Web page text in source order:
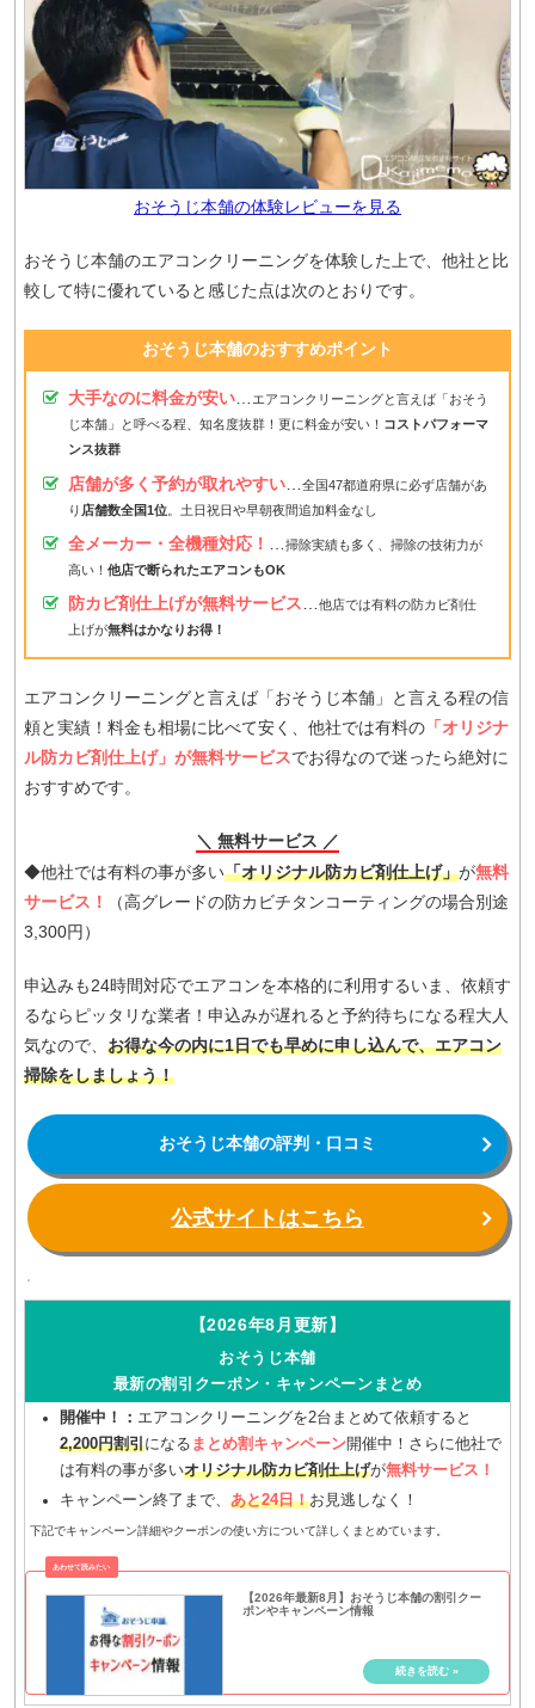
おそうじ本舗の体験レビューを見る
おそうじ本舗のエアコンクリーニングを体験した上で、他社と比
較して特に優れていると感じた点は次のとおりです。
おそうじ本舗のおすすめポイント
大手なのに料金が安い…
エアコンクリーニングと言えば「おそう
じ本舗」と呼べる程、知名度抜群！更に料金が安い！ コストパフォーマ
ンス抜群
店舗が多く予約が取れやすい…
全国47都道府県に必ず店舗があ
り 店舗数全国1位。土日祝日や早朝夜間追加料金なし
全メーカー・全機種対応！
掃除実績も多く、掃除の技術力が
高い！ 他店で断られたエアコンもOK
防カビ剤仕上げが無料サービス…他店では有料の防カビ剤仕
上げが無料はかなりお得！
エアコンクリーニングと言えば「おそうじ本舗」と言える程の信
頼と実績！料金も相場に比べて安く、他社では有料の 「オリジナ
ル防カビ剤仕上げ」が無料サービスでお得なので迷ったら絶対に
おすすめです。
＼ 無料サービス ／
◆他社では有料の事が多い「オリジナル防カビ剤仕上げ」が無料
サービス！
（高グレードの防カビチタンコーティングの場合別途
3,300円）
申込みも24時間対応でエアコンを本格的に利用するいま、依頼す
るならピッタリな業者！申込みが遅れると予約待ちになる程大人
気なので、 お得な今の内に1日でも早めに申し込んで、エアコン
掃除をしましょう！
おそうじ本舗の評判・口コミ
公式サイトはこちら
【2026年8月更新】
おそうじ本舗
最新の割引クーポン・キャンペーンまとめ
開催中！： エアコンクリーニングを2台まとめて依頼すると
2,200円割引になる まとめ割キャンペーン開催中！さらに他社で
は有料の事が多いオリジナル防カビ剤仕上げが無料サービス！
キャンペーン終了まで、 あと24日！お見逃しなく！
下記でキャンペーン詳細やクーポンの使い方について詳しくまとめています。
【2026年最新8月】おそうじ本舗の割引クー
ポンやキャンペーン情報